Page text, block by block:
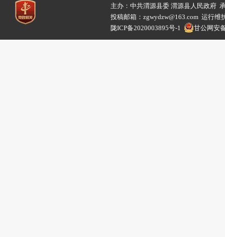
主办：中共渭源县委 渭源县人民政府
投稿邮箱：zgwydzw@163.com 运行维
陇ICP备2020003895号-1
甘公网安